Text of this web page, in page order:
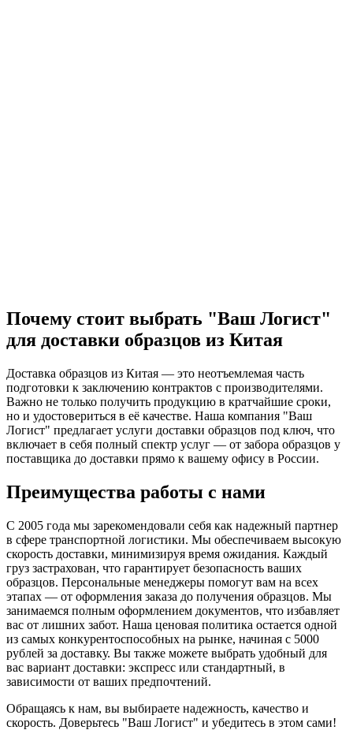
Почему стоит выбрать "Ваш Логист"
для доставки образцов из Китая
Доставка образцов из Китая — это неотъемлемая часть
подготовки к заключению контрактов с производителями.
Важно не только получить продукцию в кратчайшие сроки,
но и удостовериться в её качестве. Наша компания "Ваш
Логист" предлагает услуги доставки образцов под ключ, что
включает в себя полный спектр услуг — от забора образцов у
поставщика до доставки прямо к вашему офису в России.
Преимущества работы с нами
С 2005 года мы зарекомендовали себя как надежный партнер
в сфере транспортной логистики. Мы обеспечиваем высокую
скорость доставки, минимизируя время ожидания. Каждый
груз застрахован, что гарантирует безопасность ваших
образцов. Персональные менеджеры помогут вам на всех
этапах — от оформления заказа до получения образцов. Мы
занимаемся полным оформлением документов, что избавляет
вас от лишних забот. Наша ценовая политика остается одной
из самых конкурентоспособных на рынке, начиная с 5000
рублей за доставку. Вы также можете выбрать удобный для
вас вариант доставки: экспресс или стандартный, в
зависимости от ваших предпочтений.
Обращаясь к нам, вы выбираете надежность, качество и
скорость. Доверьтесь "Ваш Логист" и убедитесь в этом сами!